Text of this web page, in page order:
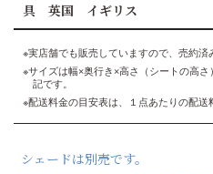
具 英国 イギリス
※実店舗でも販売していますので、売約済
※サイズは幅×奥行き×高さ（シートの高
記です。
※配送料金の目安表は、１点あたりの配送
シェードは別売です。